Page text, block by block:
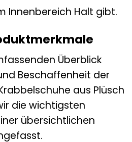
Innenbereich Halt gibt.
Überblick
Beschaffenheit der
aus Plüsch
die wichtigsten
übersichtlichen